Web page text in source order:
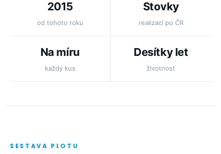
2015
od tohoto roku
Stovky
realizací po ČR
Na míru
každý kus
Desítky let
životnost
SESTAVA PLOTU